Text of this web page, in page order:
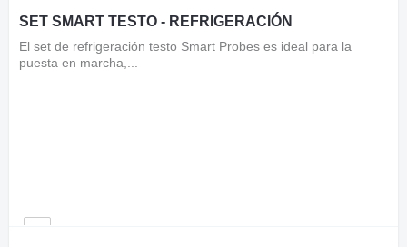
SET SMART TESTO - REFRIGERACIÓN
El set de refrigeración testo Smart Probes es ideal para la
puesta en marcha,...